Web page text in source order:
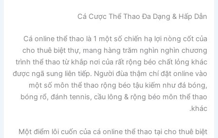
Cá Cược Thể Thao Đa Dạng & Hấp Dẫn
Cá online thể thao là 1 một số chiến hạ lợi nòng cốt của
cho thuê biệt thự, mang hàng trăm nghìn nghìn chương
trình thể thao từ khắp nơi của rất rộng béo chất lỏng khác
được ngã sung liên tiếp. Người đùa thậm chí đặt online vào
một số môn thể thao rộng béo tậu kiếm như đá bóng,
bóng rổ, đánh tennis, cầu lông & rộng béo môn thể thao
khác.
Một điểm lôi cuốn của cá online thể thao tại cho thuê biệt